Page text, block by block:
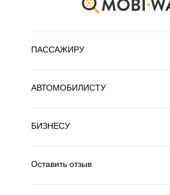
ПАССАЖИРУ
АВТОМОБИЛИСТУ
БИЗНЕСУ
Оставить отзыв